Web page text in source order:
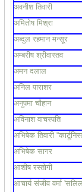
अवनीश तिवारी
अमितोष मिश्रा
अब्दुल रहमान मन्सूर
अम्बरीष श्रीवास्तव
अमन दलाल
अनिल पाराशर
अनुपमा चौहान
अविनाश वाचस्पति
अभिषेक तिवारी
अभिषेक सागर
आशीष रस्तोगी
आचार्य संजीव वर्मा